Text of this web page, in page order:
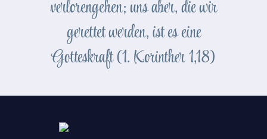
verlorengehen; uns aber, die wir
gerettet werden, ist es eine
Gotteskraft (1. Korinther 1,18)